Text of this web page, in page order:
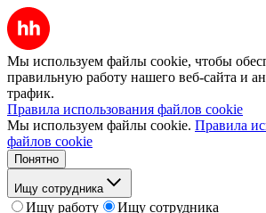
Мы используем файлы cookie, чтобы
правильную работу нашего веб-сайта и
трафик.
Правила использования файлов cookie
Мы используем файлы cookie. Правила
файлов cookie
Понятно
Ищу сотрудника
Ищу работу
Ищу сотрудника